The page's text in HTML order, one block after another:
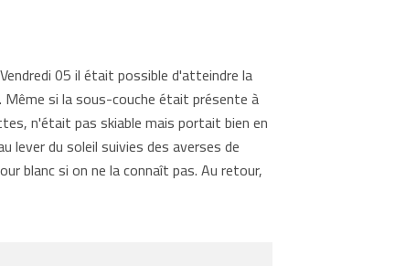
05 il était possible d'atteindre la
si la sous-couche était présente à
n'était pas skiable mais portait bien en
lever du soleil suivies des averses de
blanc si on ne la connaît pas. Au retour,